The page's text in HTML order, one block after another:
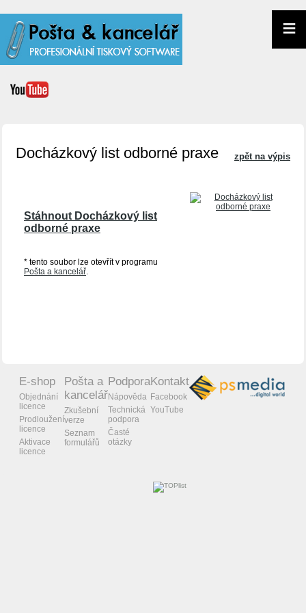
≡
zpět na výpis
Docházkový list odborné praxe
Stáhnout Docházkový list
odborné praxe
* tento soubor lze otevřít v programu
Pošta a kancelář.
E-shop
Objednání
licence
Prodloužení
licence
Aktivace
licence
Pošta a
kancelář
Zkušební
verze
Seznam
formulářů
Podpora
Nápověda
Technická
podpora
Časté
otázky
Kontakt
Facebook
YouTube